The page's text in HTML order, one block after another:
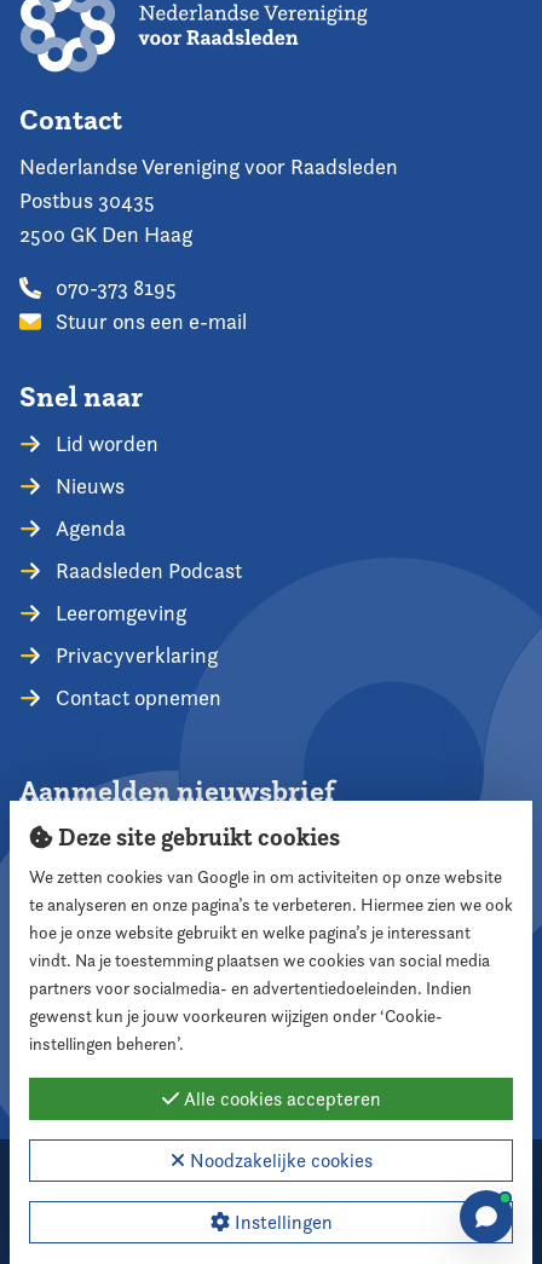
Contact
Nederlandse Vereniging voor Raadsleden
Postbus 30435
2500 GK Den Haag
070-373 8195
Stuur ons een e-mail
Snel naar
Lid worden
Nieuws
Agenda
Raadsleden Podcast
Leeromgeving
Privacyverklaring
Contact opnemen
Aanmelden nieuwsbrief
Aanmelden
Volg ons
2026 Nederlandse Vereniging voor Raadsleden
Cookie instellingen
Deze site gebruikt cookies
We zetten cookies van Google in om activiteiten op onze website
te analyseren en onze pagina’s te verbeteren. Hiermee zien we ook
hoe je onze website gebruikt en welke pagina’s je interessant
vindt. Na je toestemming plaatsen we cookies van social media
partners voor socialmedia- en advertentiedoeleinden. Indien
gewenst kun je jouw voorkeuren wijzigen onder ‘Cookie-
instellingen beheren’.
Alle cookies accepteren
Noodzakelijke cookies
Instellingen